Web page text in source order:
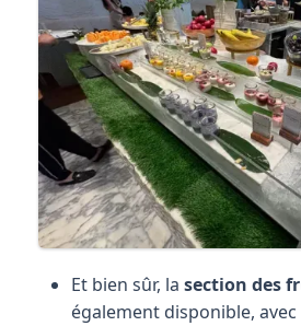
Et bien sûr, la section des
également disponible,